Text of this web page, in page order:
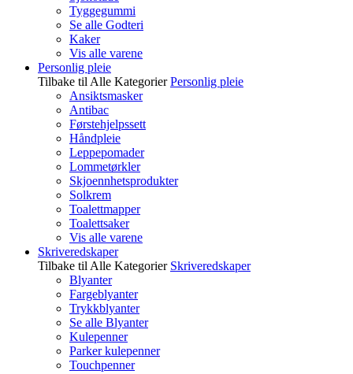
Tyggegummi
Se alle Godteri
Kaker
Vis alle varene
Personlig pleie
Tilbake til Alle Kategorier Personlig pleie
Ansiktsmasker
Antibac
Førstehjelpssett
Håndpleie
Leppepomader
Lommetørkler
Skjoennhetsprodukter
Solkrem
Toalettmapper
Toalettsaker
Vis alle varene
Skriveredskaper
Tilbake til Alle Kategorier Skriveredskaper
Blyanter
Fargeblyanter
Trykkblyanter
Se alle Blyanter
Kulepenner
Parker kulepenner
Touchpenner